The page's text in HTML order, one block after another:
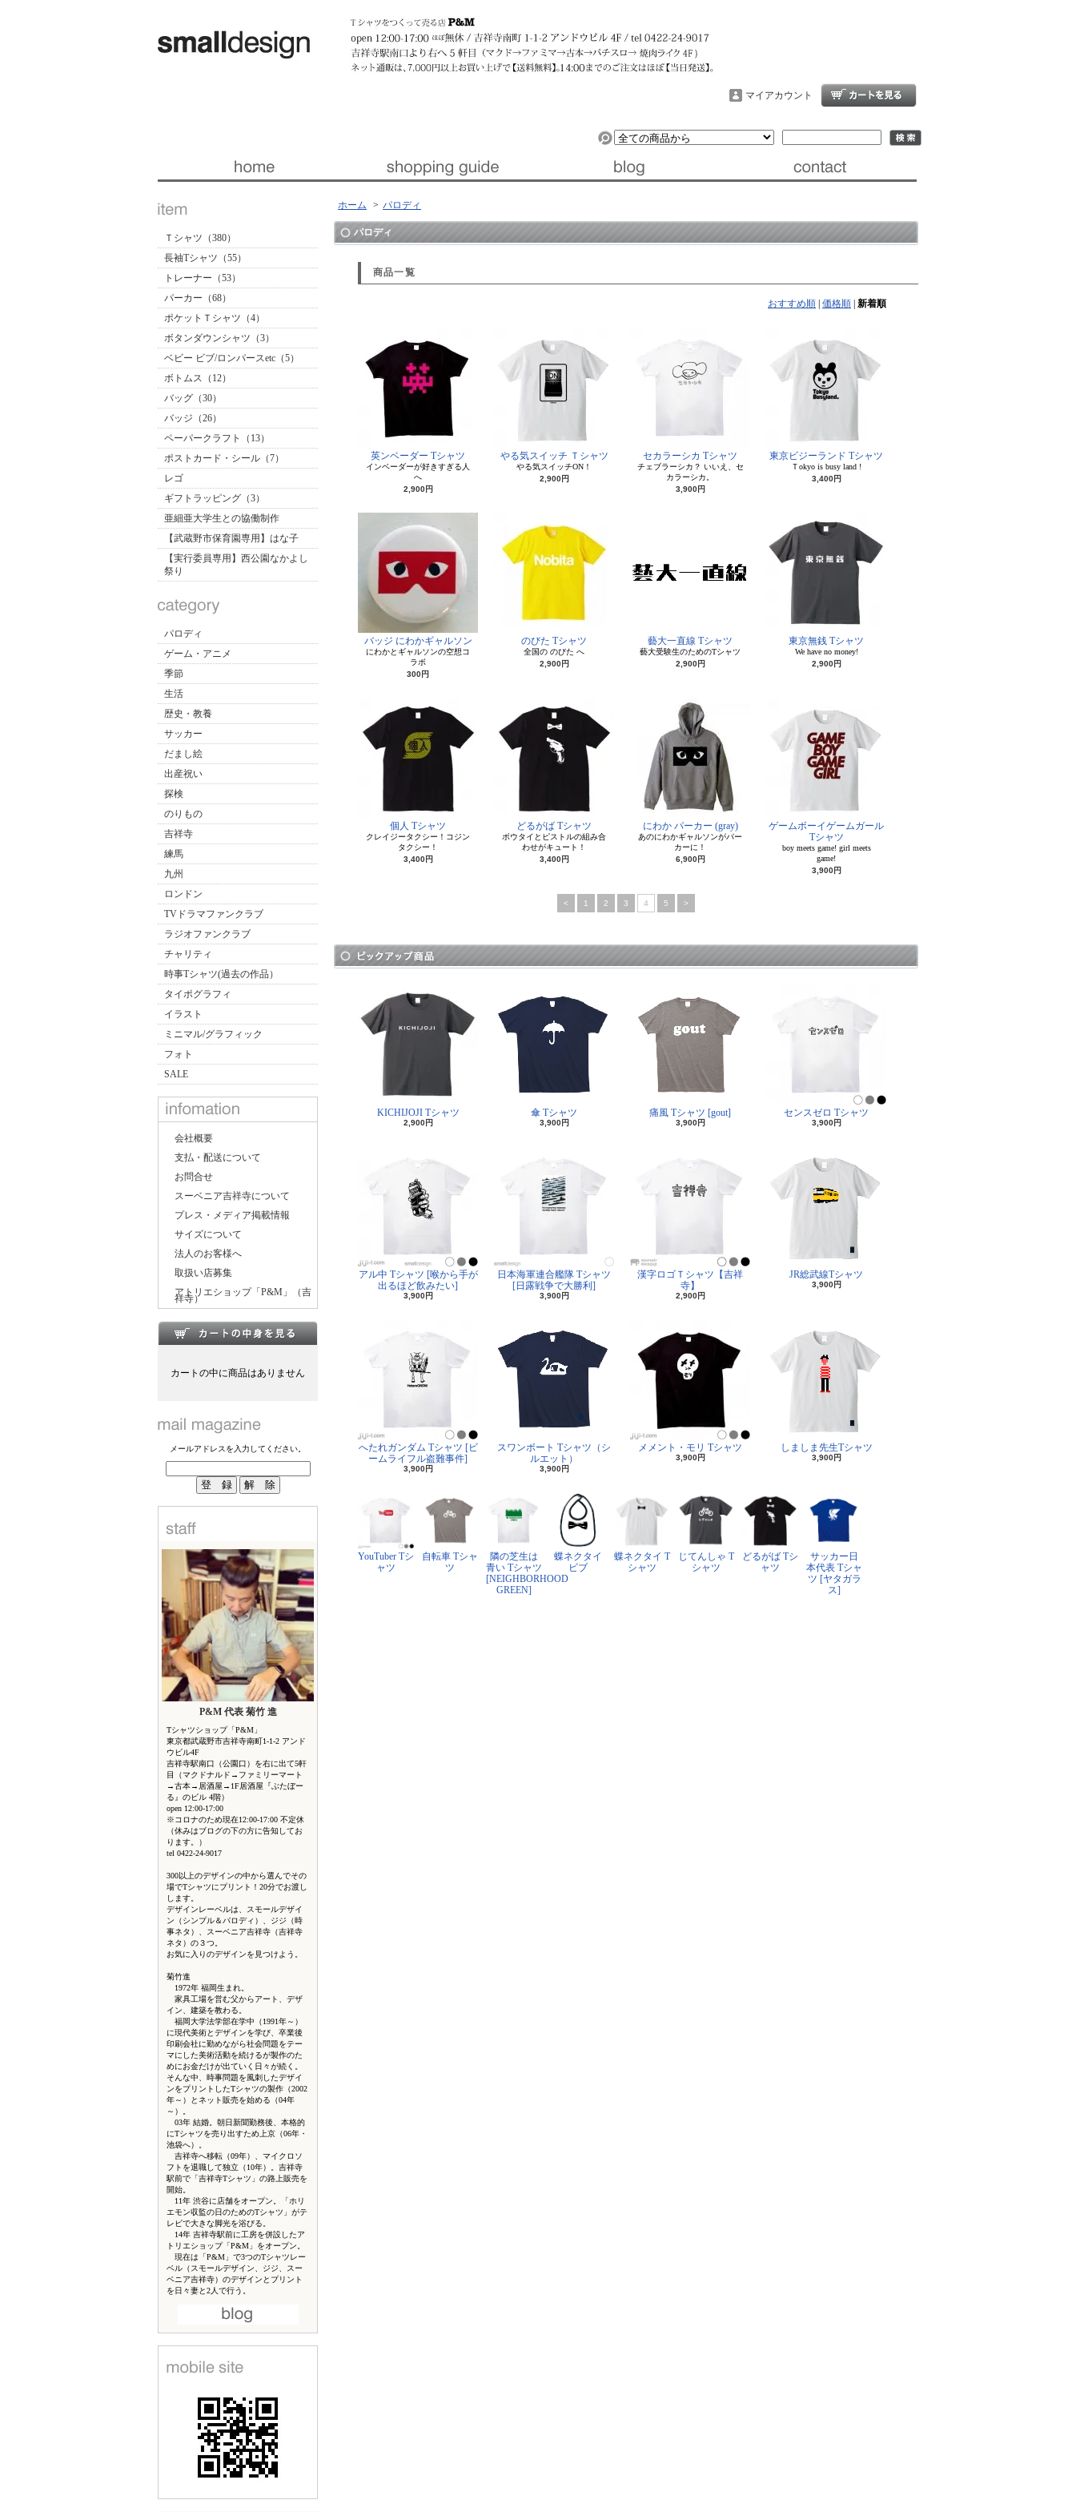
マイアカウント
Ｔシャツ（380）
長袖Tシャツ（55）
トレーナー（53）
パーカー（68）
ポケットＴシャツ（4）
ボタンダウンシャツ（3）
ベビー ビブ/ロンパースetc（5）
ボトムス（12）
バッグ（30）
バッジ（26）
ペーパークラフト（13）
ポストカード・シール（7）
レゴ
ギフトラッピング（3）
亜細亜大学生との協働制作
【武蔵野市保育園専用】はな子
【実行委員専用】西公園なかよし
祭り
パロディ
ゲーム・アニメ
季節
生活
歴史・教養
サッカー
だまし絵
出産祝い
探検
のりもの
吉祥寺
練馬
九州
ロンドン
TVドラマファンクラブ
ラジオファンクラブ
チャリティ
時事Tシャツ(過去の作品）
タイポグラフィ
イラスト
ミニマル/グラフィック
フォト
SALE
会社概要
支払・配送について
お問合せ
スーベニア吉祥寺について
プレス・メディア掲載情報
サイズについて
法人のお客様へ
取扱い店募集
アトリエショップ「P&M」（吉
祥寺）
カートの中に商品はありません
メールアドレスを入力してください。
P&M 代表 菊竹 進
Tシャツショップ「P&M」
東京都武蔵野市吉祥寺南町1-1-2 アンド
ウビル4F
吉祥寺駅南口（公園口）を右に出て5軒
目（マクドナルド→ファミリーマート
→古本→居酒屋→1F居酒屋『ぶたぼー
る』のビル 4階）
open 12:00-17:00
※コロナのため現在12:00-17:00 不定休
（休みはブログの下の方に告知してお
ります。）
tel 0422-24-9017
300以上のデザインの中から選んでその
場でTシャツにプリント！20分でお渡し
します。
デザインレーベルは、スモールデザイ
ン（シンプル＆パロディ）、ジジ（時
事ネタ）、スーベニア吉祥寺（吉祥寺
ネタ）の３つ。
お気に入りのデザインを見つけよう。
菊竹進
1972年 福岡生まれ。
家具工場を営む父からアート、デザ
イン、建築を教わる。
福岡大学法学部在学中（1991年～）
に現代美術とデザインを学び、卒業後
印刷会社に勤めながら社会問題をテー
マにした美術活動を続けるが製作のた
めにお金だけが出ていく日々が続く。
そんな中、時事問題を風刺したデザイ
ンをプリントしたTシャツの製作（2002
年～）とネット販売を始める（04年
～）。
03年 結婚。朝日新聞勤務後、本格的
にTシャツを売り出すため上京（06年・
池袋へ）。
吉祥寺へ移転（09年）、マイクロソ
フトを退職して独立（10年）。吉祥寺
駅前で「吉祥寺Tシャツ」の路上販売を
開始。
11年 渋谷に店舗をオープン。「ホリ
エモン収監の日のためのTシャツ」がテ
レビで大きな脚光を浴びる。
14年 吉祥寺駅前に工房を併設したア
トリエショップ「P&M」をオープン。
現在は「P&M」で3つのTシャツレー
ベル（スモールデザイン、ジジ、スー
ベニア吉祥寺）のデザインとプリント
を日々妻と2人で行う。
ホーム > パロディ
パロディ
商品一覧
おすすめ順 価格順 新着順
英ンベーダー Tシャツ
インベーダーが好きすぎる人
へ
2,900円
やる気スイッチ Ｔシャツ
やる気スイッチON！
2,900円
セカラーシカ Tシャツ
チェブラーシカ？ いいえ、セ
カラーシカ。
3,900円
東京ビジーランド Tシャツ
Ｔokyo is busy land !
3,400円
バッジ にわかギャルソン
にわかとギャルソンの空想コ
ラボ
300円
のびた Tシャツ
全国の のびた へ
2,900円
藝大一直線 Tシャツ
藝大受験生のためのTシャツ
2,900円
東京無銭 Tシャツ
We have no money!
2,900円
個人 Tシャツ
クレイジータクシー！コジン
タクシー！
3,400円
どるがば Tシャツ
ボウタイとピストルの組み合
わせがキュート！
3,400円
にわか パーカー (gray)
あのにわかギャルソンがパー
カーに！
6,900円
ゲームボーイゲームガール
Tシャツ
boy meets game! girl meets
game!
3,900円
< 1 2 3 4 5 >
KICHIJOJI Tシャツ
2,900円
傘 Tシャツ
3,900円
痛風 Tシャツ [gout]
3,900円
センスゼロ Tシャツ
3,900円
アル中 Tシャツ [喉から手が
出るほど飲みたい]
3,900円
日本海軍連合艦隊 Tシャツ
[日露戦争で大勝利]
3,900円
漢字ロゴＴシャツ【吉祥
寺】
2,900円
JR総武線Tシャツ
3,900円
へたれガンダム Tシャツ [ビ
ームライフル盗難事件]
3,900円
スワンボート Tシャツ（シ
ルエット）
3,900円
メメント・モリ Tシャツ
3,900円
しましま先生Tシャツ
3,900円
YouTuber Tシ
ャツ
自転車 Tシャ
ツ
隣の芝生は
青い Tシャツ
[NEIGHBORHOOD
GREEN]
蝶ネクタイ
ビブ
蝶ネクタイ T
シャツ
じてんしゃ T
シャツ
どるがば Tシ
ャツ
サッカー日
本代表 Tシャ
ツ [ヤタガラ
ス]